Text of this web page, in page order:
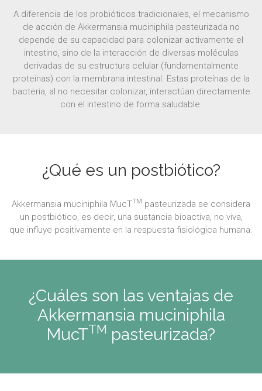
A diferencia de los probióticos tradicionales, el mecanismo
de acción de Akkermansia muciniphila pasteurizada no
depende de su capacidad para colonizar activamente el
intestino, sino de la interacción de diversas moléculas
derivadas de su estructura celular (fundamentalmente
proteínas) con la membrana intestinal. Estas proteínas de la
bacteria, al no necesitar colonizar, interactúan directamente
con el intestino de forma saludable.
¿Qué es un postbiótico?
Akkermansia muciniphila MucTTM pasteurizada se considera
un postbiótico, es decir, una sustancia bioactiva, no viva,
que influye positivamente en la respuesta fisiológica humana.
¿Cuáles son las ventajas de
Akkermansia muciniphila
MucTTM pasteurizada?